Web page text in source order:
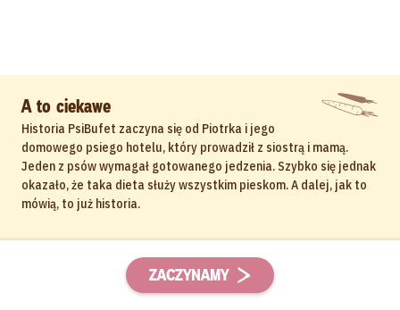
ZACZYNAMY
A to ciekawe
Historia PsiBufet zaczyna się od Piotrka i jego
domowego psiego hotelu, który prowadził z siostrą i mamą.
Jeden z psów wymagał gotowanego jedzenia. Szybko się jednak
okazało, że taka dieta służy wszystkim pieskom. A dalej, jak to
mówią, to już historia.